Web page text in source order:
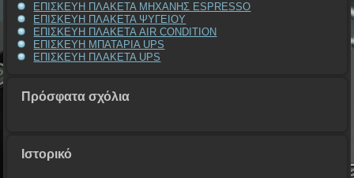
ΕΠΙΣΚΕΥΗ ΠΛΑΚΕΤΑ ΜΗΧΑΝΗΣ ESPRESSO
ΕΠΙΣΚΕΥΗ ΠΛΑΚΕΤΑ ΨΥΓΕΙΟΥ
ΕΠΙΣΚΕΥΗ ΠΛΑΚΕΤΑ AIR CONDITION
ΕΠΙΣΚΕΥΗ ΜΠΑΤΑΡΙΑ UPS
ΕΠΙΣΚΕΥΗ ΠΛΑΚΕΤΑ UPS
Πρόσφατα σχόλια
Ιστορικό